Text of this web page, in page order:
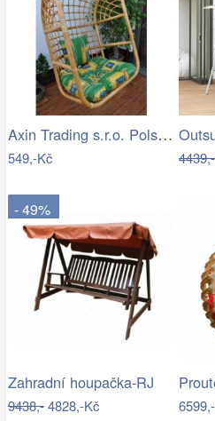
Axin Trading s.r.o. Polstr na závěsnou…
549,-Kč 4439,-
- 49%
Zahradní houpačka-RJ
9438,-4828,-Kč